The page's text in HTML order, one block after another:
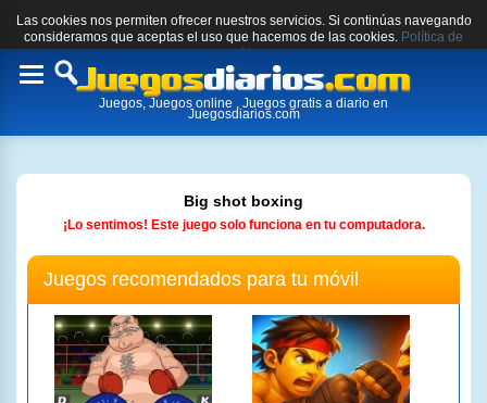
Las cookies nos permiten ofrecer nuestros servicios. Si continúas navegando
consideramos que aceptas el uso que hacemos de las cookies. Política de
cookies.
Toggle
Juegos, Juegos online , Juegos gratis a diario en
Juegosdiarios.com
Big shot boxing
¡Lo sentimos! Este juego solo funciona en tu computadora.
Juegos recomendados para tu móvil